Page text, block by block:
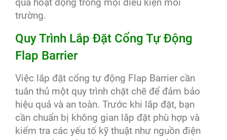
quả hoạt động trong mọi điều kiện môi
trường.
Quy Trình Lắp Đặt Cổng Tự Động
Flap Barrier
Việc lắp đặt cổng tự động Flap Barrier cần
tuân thủ một quy trình chặt chẽ để đảm bảo
hiệu quả và an toàn. Trước khi lắp đặt, bạn
cần chuẩn bị không gian lắp đặt phù hợp và
kiểm tra các yếu tố kỹ thuật như nguồn điện